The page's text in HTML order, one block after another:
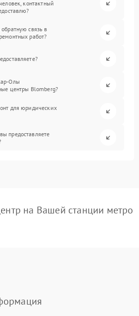
контактный
связь в
работ?
Олы
центры Blomberg?
для юридических
предоставляете
на Вашей станции метро